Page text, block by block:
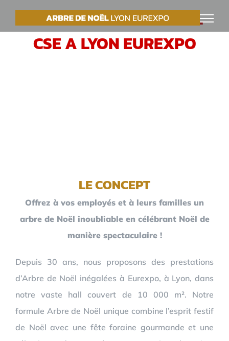
PasserVOTRE ARBRE DE NOËL
CSE A LYON EUREXPO
LE CONCEPT
Offrez à vos employés et à leurs familles un
arbre de Noël inoubliable en célébrant Noël de
manière spectaculaire !
Depuis 30 ans, nous proposons des prestations
d’Arbre de Noël inégalées à Eurexpo, à Lyon, dans
notre vaste hall couvert de 10 000 m². Notre
formule Arbre de Noël unique combine l’esprit festif
de Noël avec une fête foraine gourmande et une